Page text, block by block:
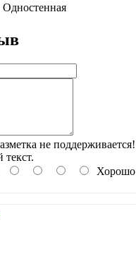
Одностенная
не поддерживается!
Хорошо